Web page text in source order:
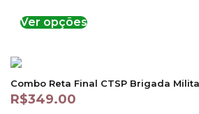
Ver opções
Combo Reta Final CTSP Brigada
R$349.00